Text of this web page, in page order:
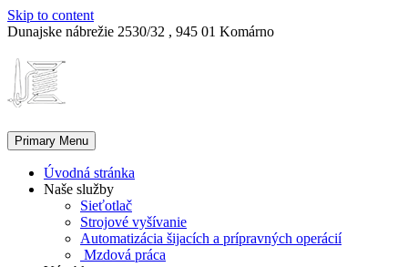
Skip to content
Dunajske nábrežie 2530/32 , 945 01 Komárno
Primary Menu
Úvodná stránka
Naše služby
Sieťotlač
Strojové vyšívanie
Automatizácia šijacích a prípravných operácií
Mzdová práca